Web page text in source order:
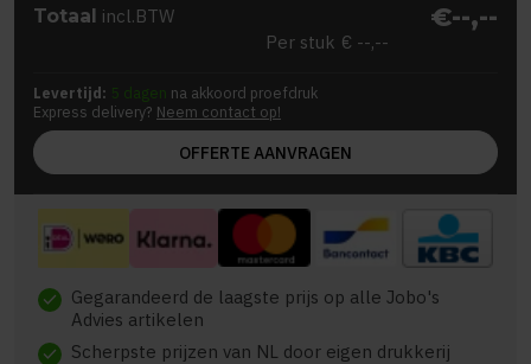
Totaal incl.BTW €--,--
Per stuk € --,--
Levertijd: 5 dagen na akkoord proefdruk
Express delivery? Neem contact op!
OFFERTE AANVRAGEN
check Gegarandeerd de laagste prijs op alle Jobo's
Advies artikelen
check Scherpste prijzen van NL door eigen drukkerij